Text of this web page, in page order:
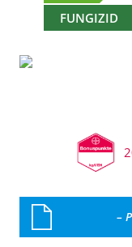
FUNGIZID
–